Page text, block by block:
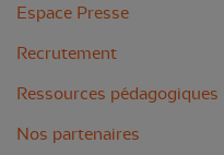
Espace Presse
Recrutement
Ressources pédagogiques
Nos partenaires